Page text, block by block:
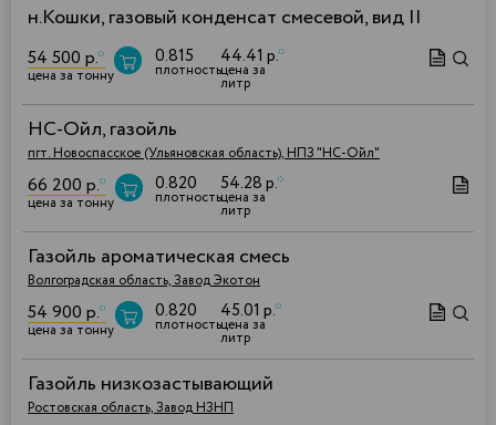
н.Кошки, газовый конденсат смесевой, вид II
54 500 р.*
цена за тонну
0.815
плотность
44.41 р.*
цена за
литр
НС-Ойл, газойль
пгт. Новоспасское (Ульяновская область), НПЗ "НС-Ойл"
66 200 р.*
цена за тонну
0.820
плотность
54.28 р.*
цена за
литр
Газойль ароматическая смесь
Волгоградская область, Завод Экотон
54 900 р.*
цена за тонну
0.820
плотность
45.01 р.*
цена за
литр
Газойль низкозастывающий
Ростовская область, Завод НЗНП